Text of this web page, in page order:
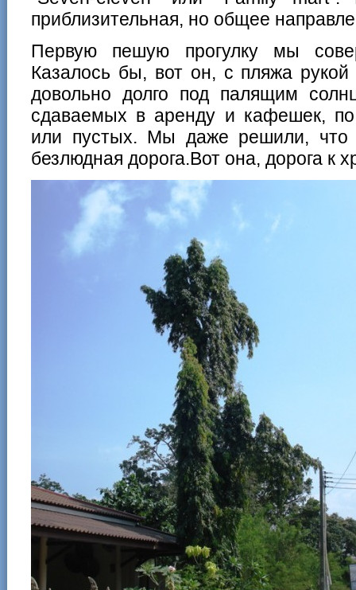
приблизительная, но общее
Первую пешую прогулку мы
Казалось бы, вот он, с пляжа
довольно долго под палящим
сдаваемых в аренду и кафешек,
или пустых. Мы даже решили, что
безлюдная дорога.Вот она, дорога к